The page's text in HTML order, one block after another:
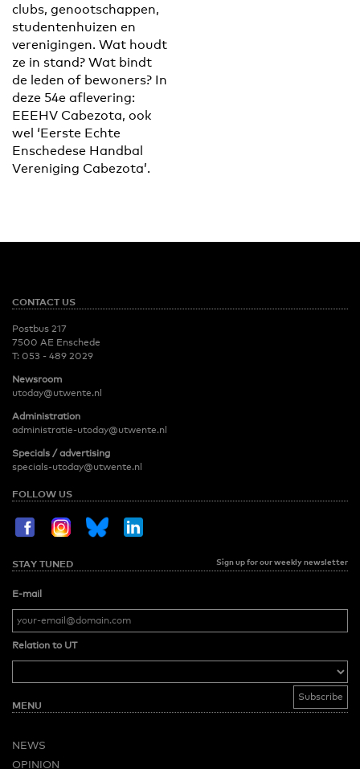
clubs, genootschappen,
studentenhuizen en
verenigingen. Wat houdt
ze in stand? Wat bindt
de leden of bewoners? In
deze 54e aflevering:
EEEHV Cabezota, ook
wel ‘Eerste Echte
Enschedese Handbal
Vereniging Cabezota’.
CONTACT US
Postbus 217
7500 AE Enschede
T: 053 - 489 2029
Newsroom
utoday@utwente.nl
Administration
administratie-utoday@utwente.nl
Specials / advertising
specials-utoday@utwente.nl
FOLLOW US
STAY TUNED Sign up for our weekly newsletter
E-mail
Relation to UT
MENU
NEWS
OPINION